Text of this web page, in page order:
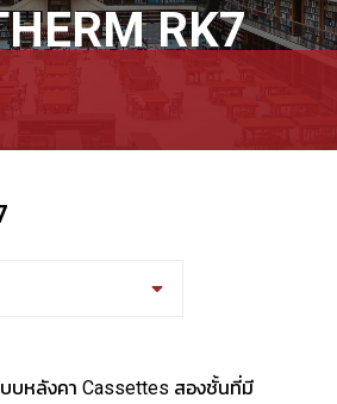
RK7
บบหลังคา Cassettes สองชั้นที่มี